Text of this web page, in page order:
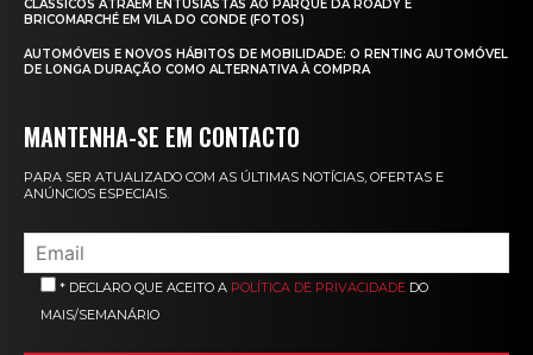
CLÁSSICOS ATRAEM ENTUSIASTAS AO PARQUE DA ROADY E
BRICOMARCHÉ EM VILA DO CONDE (FOTOS)
AUTOMÓVEIS E NOVOS HÁBITOS DE MOBILIDADE: O RENTING AUTOMÓVEL
DE LONGA DURAÇÃO COMO ALTERNATIVA À COMPRA
MANTENHA-SE EM CONTACTO
PARA SER ATUALIZADO COM AS ÚLTIMAS NOTÍCIAS, OFERTAS E
ANÚNCIOS ESPECIAIS.
* DECLARO QUE ACEITO A POLÍTICA DE PRIVACIDADE DO
MAIS/SEMANÁRIO